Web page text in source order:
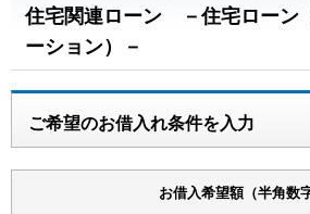
住宅関連ローン －住宅ローン
ーション）－
ご希望のお借入れ条件を入力
お借入希望額（半角数字